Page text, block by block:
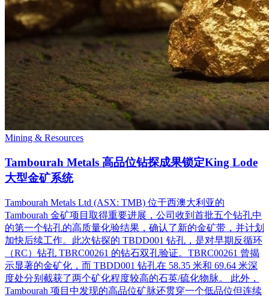
Mining & Resources
Tambourah Metals 高品位钻探成果锁定King Lode
大型金矿系统
Tambourah Metals Ltd (ASX: TMB) 位于西澳大利亚的
Tambourah 金矿项目取得重要进展，公司收到首批五个钻孔中
的第一个钻孔的高质量化验结果，确认了新的金矿带，并计划
加快后续工作。此次钻探的 TBDD001 钻孔，是对早期反循环
（RC）钻孔 TBRC00261 的钻石双孔验证。TBRC00261 曾揭
示显著的金矿化，而 TBDD001 钻孔在 58.35 米和 69.64 米深
度处分别截获了两个矿化程度较高的石英/硫化物脉。 此外，
Tambourah 项目中发现的高品位矿脉还贯穿一个低品位但连续